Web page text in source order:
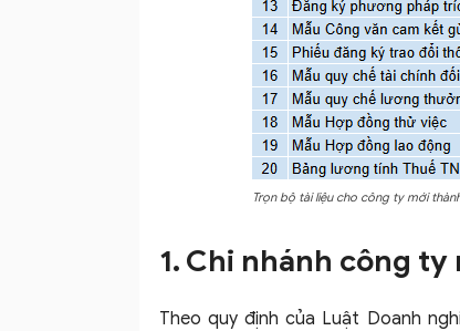
Trọn bộ tài liệu cho công ty mới
1. Chi nhánh công
Theo quy định của Luật Doanh